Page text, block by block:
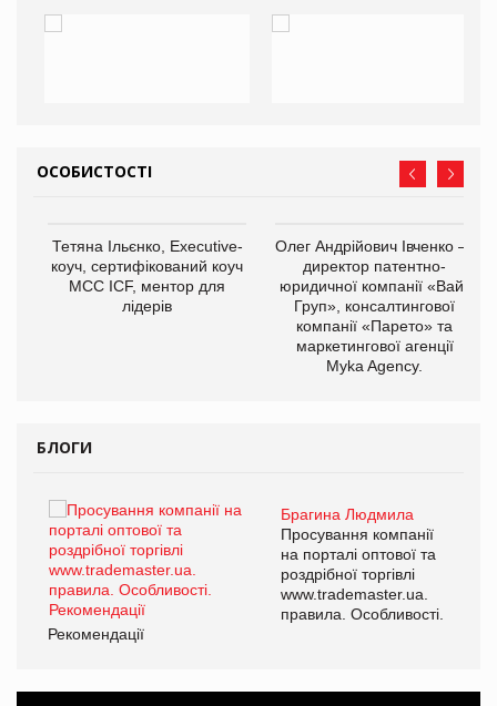
ОСОБИСТОСТІ
Тетяна Ільєнко, Executive-
коуч, сертифікований коуч
МСС ICF, ментор для
лідерів
Олег Андрійович Івченко —
директор патентно-
юридичної компанії «Вайз
Груп», консалтингової
компанії «Парето» та
маркетингової агенції
Myka Agency.
БЛОГИ
Брагина Людмила
Просування компанії
на порталі оптової та
роздрібної торгівлі
www.trademaster.ua.
правила. Особливості.
Рекомендації